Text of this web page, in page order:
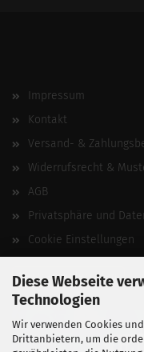
Diese Webseite
Technologien
Wir verwenden Cookies
Drittanbietern, um die
Impressum
Kontakt
Versand- &
Widerrufsrecht &
AGB
Privatsphäre und
Cookie Einstellungen
Vertrag widerrufen